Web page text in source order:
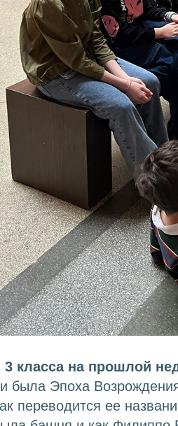
3 класса на прошлой
была Эпоха
переводится ее